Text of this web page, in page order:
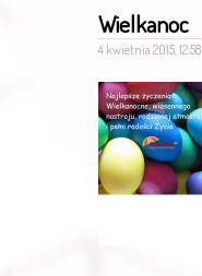
Wielkanoc
4 kwietnia 2015, 12:58